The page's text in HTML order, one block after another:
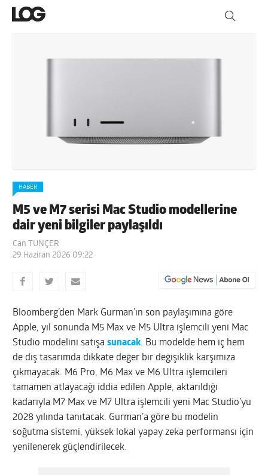
HABER
M5 ve M7 serisi Mac Studio modellerine
dair yeni bilgiler paylaşıldı
Can TUNÇER
29 Haziran 2026 09:22
Bloomberg’den Mark Gurman’ın son paylaşımına göre
Apple, yıl sonunda M5 Max ve M5 Ultra işlemcili yeni Mac
Studio modelini satışasunacak. Bu modelde hem iç hem
de dış tasarımda dikkate değer bir değişiklik karşımıza
çıkmayacak. M6 Pro, M6 Max ve M6 Ultra işlemcileri
tamamen atlayacağı iddia edilen Apple, aktarıldığı
kadarıyla M7 Max ve M7 Ultra işlemcili yeni Mac Studio’yu
2028 yılında tanıtacak. Gurman’a göre bu modelin
soğutma sistemi, yüksek lokal yapay zeka performansı için
yenilenerek güçlendirilecek.